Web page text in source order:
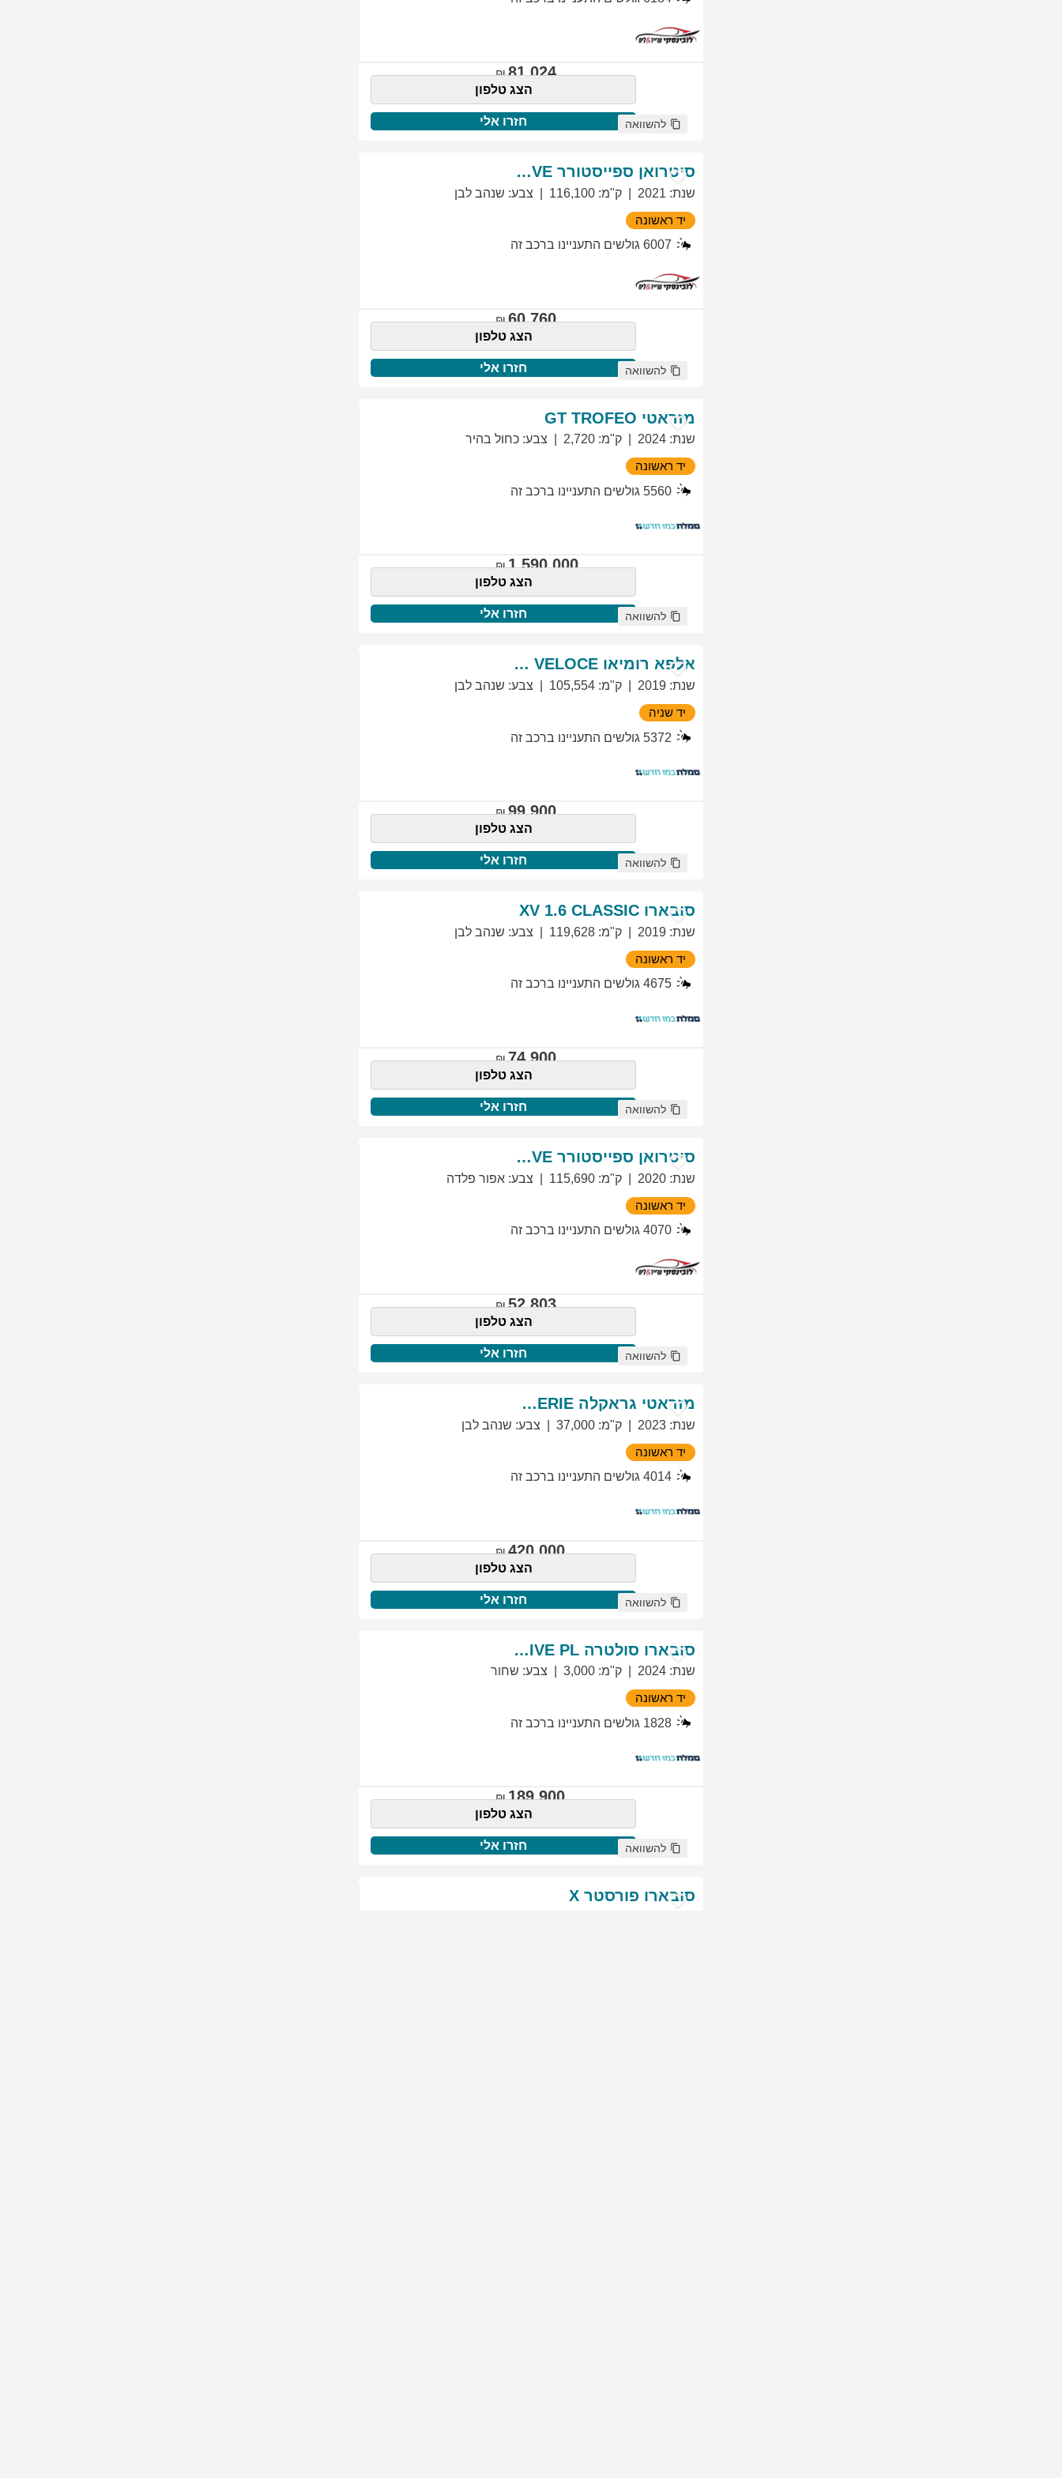
81,024
הצג טלפון
חזרו אלי להשוואה
סיטרואן ספייסטורר EXCLUSIVE
שנת:
2021 ק"מ:
116,100 צבע: שנהב לבן
יד ראשונה
6007 גולשים התעניינו ברכב זה
60,760
הצג טלפון
חזרו אלי להשוואה
מזראטי GT TROFEO
שנת:
2024 ק"מ:
2,720 צבע: כחול בהיר
יד ראשונה
5560 גולשים התעניינו ברכב זה
1,590,000
הצג טלפון
חזרו אלי להשוואה
אלפא רומיאו GIULIETTA VELOCE
שנת:
2019 ק"מ:
105,554 צבע: שנהב לבן
יד שניה
5372 גולשים התעניינו ברכב זה
99,900
הצג טלפון
חזרו אלי להשוואה
סובארו XV 1.6 CLASSIC
שנת:
2019 ק"מ:
119,628 צבע: שנהב לבן
יד ראשונה
4675 גולשים התעניינו ברכב זה
74,900
הצג טלפון
חזרו אלי להשוואה
סיטרואן ספייסטורר EXCLUSIVE
שנת:
2020 ק"מ:
115,690 צבע: אפור פלדה
יד ראשונה
4070 גולשים התעניינו ברכב זה
52,803
הצג טלפון
חזרו אלי להשוואה
מזראטי גראקלה PRIMASERIE
שנת:
2023 ק"מ:
37,000 צבע: שנהב לבן
יד ראשונה
4014 גולשים התעניינו ברכב זה
420,000
הצג טלפון
חזרו אלי להשוואה
סובארו סולטרה EXCLUSIVE PL
שנת:
2024 ק"מ:
3,000 צבע: שחור
יד ראשונה
1828 גולשים התעניינו ברכב זה
189,900
הצג טלפון
חזרו אלי להשוואה
סובארו פורסטר X